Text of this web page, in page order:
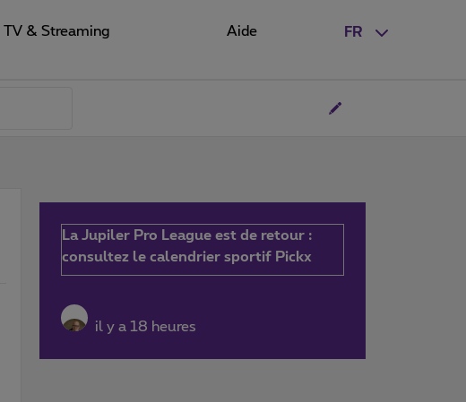
FR
TV & Streaming Aide
La Jupiler Pro League est de retour :
consultez le calendrier sportif Pickx
il y a 18 heures